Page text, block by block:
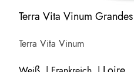
Terra Vita Vinum
Terra Vita Vinum